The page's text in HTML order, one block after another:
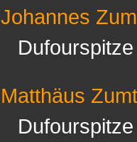
Johannes
Dufourspitze
Matthäus
Dufourspitze